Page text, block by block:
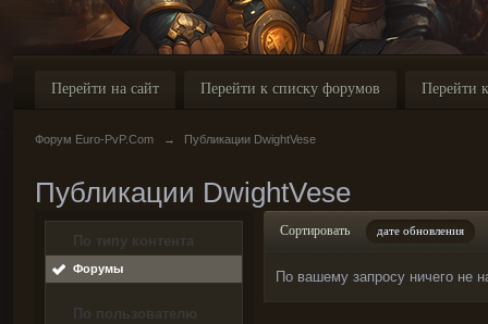
Перейти на сайт Перейти к списку форумов Перейти
Форум Euro-PvP.Com → Публикации DwightVese
Публикации DwightVese
По типу контента
Форумы
По пользователю
Сортировать дате обновления
По вашему запросу ничего не